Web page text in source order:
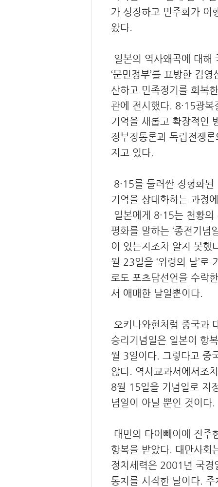
가 성장하고 민주화가 이
왔다.
일본의 역사왜곡에 대
‘문민정부’를 표방한 김
산하고 민족정기를 회복
관에 전시했다. 8·15광
기억을 새롭고 확장적인
정부정통론과 독립전쟁
지고 있다.
8·15를 둘러싼 정형화
기억을 상대화하는 과정
일본에게 8·15는 천황
평화를 말하는 ‘종전기념
이 있는지조차 알지 못했
월 23일을 ‘위령의 날’
로도 포츠담선언을 수락
서 애매한 날일뿐이다.
오키나와현처럼 중국과
승리기념일은 일본이 항
월 3일이다. 그렇다고 중
않다. 역사교과서에서조
8월 15일을 기념일로 지
념일이 아닐 뿐인 것이다.
대만의 타이뻬이에 진
항복을 받았다. 대만사회
정치세력은 2001년 국경
통치를 시작한 날이다.